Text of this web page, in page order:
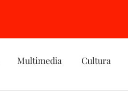
Multimedia Cultura